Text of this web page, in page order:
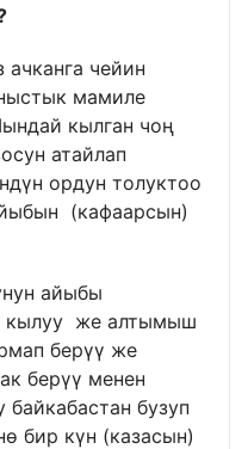
чейин
мамиле
кылган чоң
атайлап
ордун толуктоо
(кафаарсын)
айыбы
кылуу же алтымыш
берүү же
берүү менен
бузуп
бир күн (казасын)